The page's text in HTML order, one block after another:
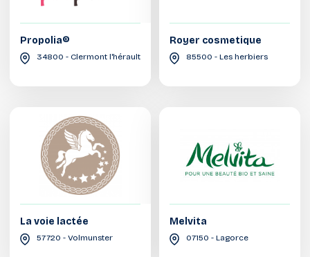
Propolia®
34800 - Clermont l'hérault
Royer cosmetique
85500 - Les herbiers
La voie lactée
57720 - Volmunster
Melvita
07150 - Lagorce